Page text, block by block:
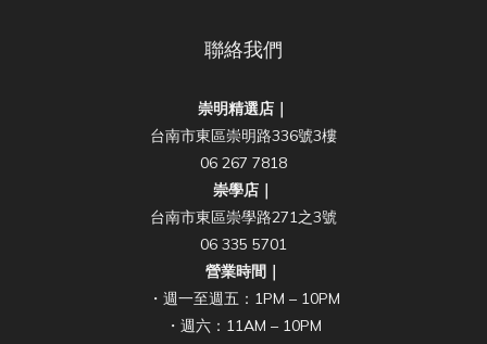
聯絡我們
崇明精選店｜
台南市東區崇明路336號3樓
06 267 7818
崇學店｜
台南市東區崇學路271之3號
06 335 5701
營業時間｜
・週一至週五：1PM – 10PM
・週六：11AM – 10PM